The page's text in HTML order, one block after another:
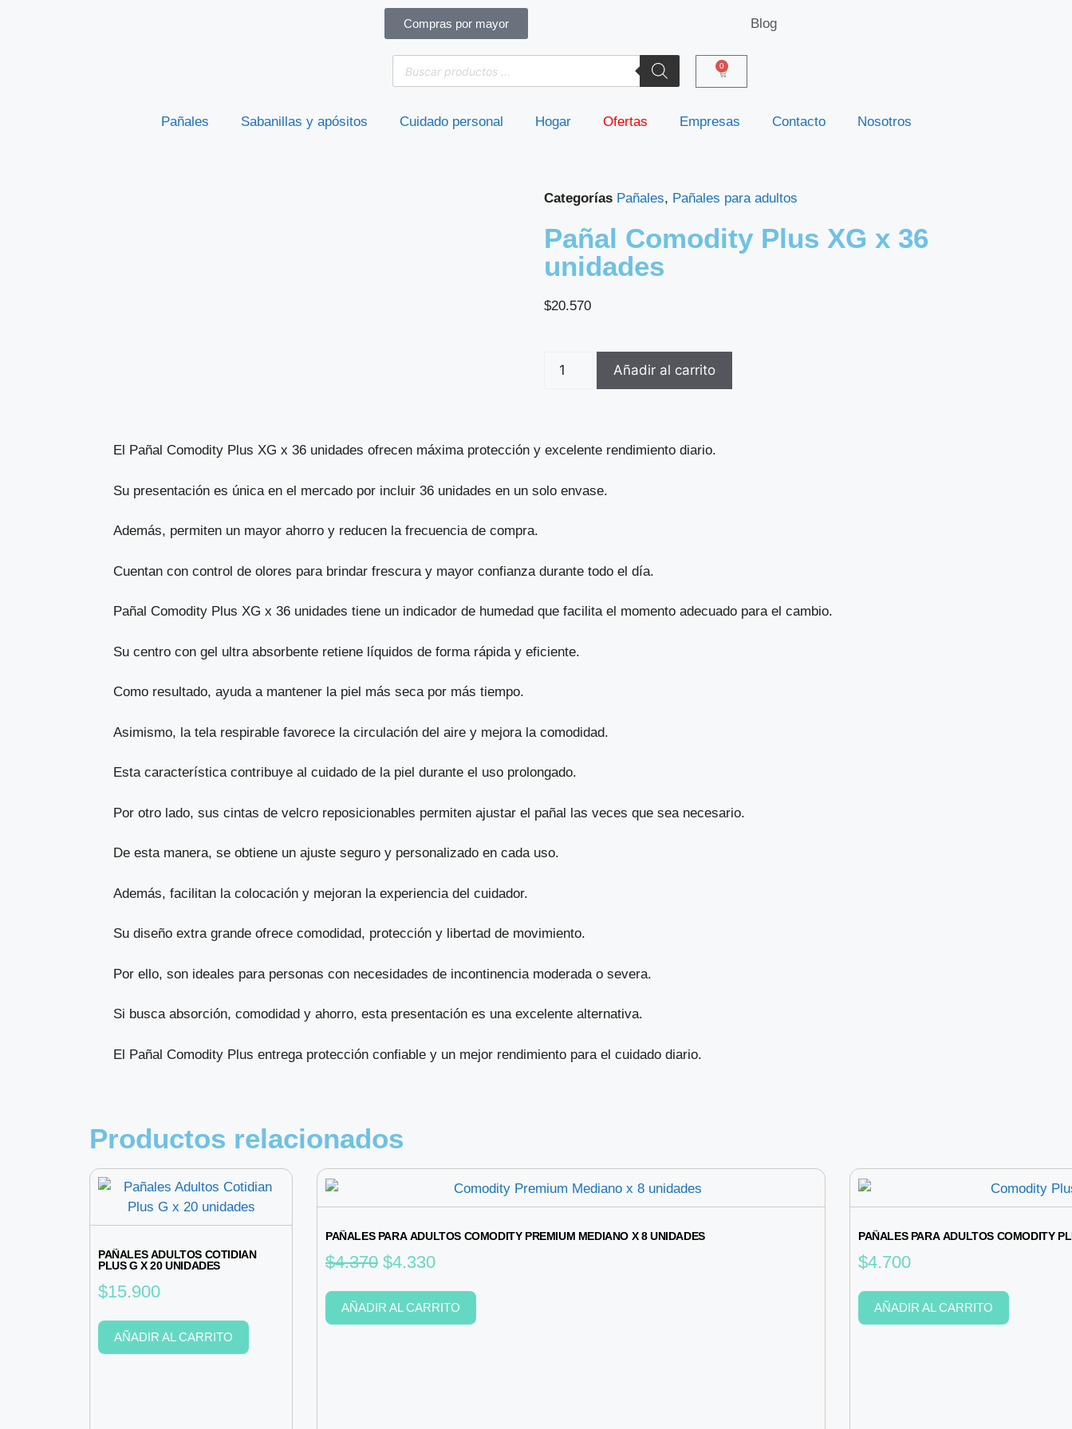
Compras por mayor Blog
0
Pañales Sabanillas y apósitos Cuidado personal Hogar Ofertas Empresas Contacto Nosotros
Categorías Pañales, Pañales para adultos
Pañal Comodity Plus XG x 36
unidades
$20.570
Añadir al carrito
El Pañal Comodity Plus XG x 36 unidades ofrecen máxima protección y excelente rendimiento diario.
Su presentación es única en el mercado por incluir 36 unidades en un solo envase.
Además, permiten un mayor ahorro y reducen la frecuencia de compra.
Cuentan con control de olores para brindar frescura y mayor confianza durante todo el día.
Pañal Comodity Plus XG x 36 unidades tiene un indicador de humedad que facilita el momento adecuado para el cambio.
Su centro con gel ultra absorbente retiene líquidos de forma rápida y eficiente.
Como resultado, ayuda a mantener la piel más seca por más tiempo.
Asimismo, la tela respirable favorece la circulación del aire y mejora la comodidad.
Esta característica contribuye al cuidado de la piel durante el uso prolongado.
Por otro lado, sus cintas de velcro reposicionables permiten ajustar el pañal las veces que sea necesario.
De esta manera, se obtiene un ajuste seguro y personalizado en cada uso.
Además, facilitan la colocación y mejoran la experiencia del cuidador.
Su diseño extra grande ofrece comodidad, protección y libertad de movimiento.
Por ello, son ideales para personas con necesidades de incontinencia moderada o severa.
Si busca absorción, comodidad y ahorro, esta presentación es una excelente alternativa.
El Pañal Comodity Plus entrega protección confiable y un mejor rendimiento para el cuidado diario.
Productos relacionados
PAÑALES ADULTOS COTIDIAN
PLUS G X 20 UNIDADES
$15.900
AÑADIR AL CARRITO
PAÑALES PARA ADULTOS COMODITY PREMIUM MEDIANO X 8 UNIDADES
$4.370 $4.330
AÑADIR AL CARRITO
PAÑALES PARA ADULTOS COMODITY
$4.700
AÑADIR AL CARRITO